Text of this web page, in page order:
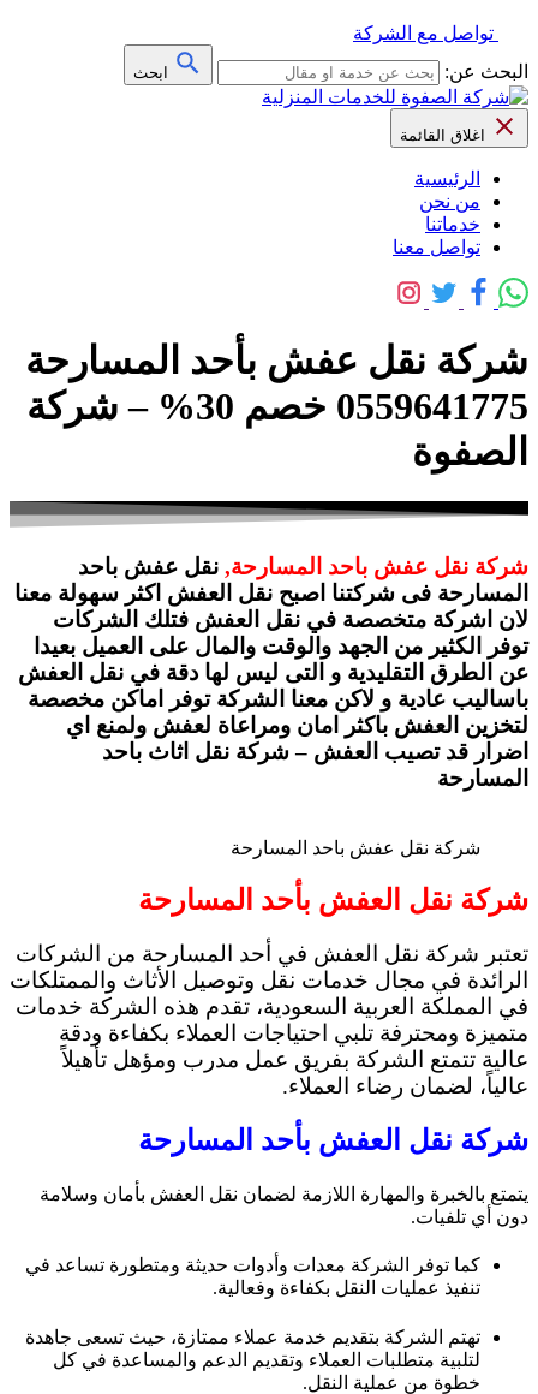
تواصل مع الشركة
البحث عن:
ابحث
اغلاق القائمة
الرئيسية
من نحن
خدماتنا
تواصل معنا
شركة نقل عفش بأحد المسارحة
0559641775 خصم 30% – شركة
الصفوة
شركة نقل عفش باحد المسارحة, نقل عفش باحد
المسارحة فى شركتنا اصبح نقل العفش اكثر سهولة معنا
لان اشركة متخصصة في نقل العفش فتلك الشركات
توفر الكثير من الجهد والوقت والمال على العميل بعيدا
عن الطرق التقليدية و التى ليس لها دقة في نقل العفش
باساليب عادية و لاكن معنا الشركة توفر اماكن مخصصة
لتخزين العفش باكثر امان ومراعاة لعفش ولمنع اي
اضرار قد تصيب العفش – شركة نقل اثاث باحد
المسارحة
شركة نقل عفش باحد المسارحة
شركة نقل العفش بأحد المسارحة
تعتبر شركة نقل العفش في أحد المسارحة من الشركات
الرائدة في مجال خدمات نقل وتوصيل الأثاث والممتلكات
في المملكة العربية السعودية، تقدم هذه الشركة خدمات
متميزة ومحترفة تلبي احتياجات العملاء بكفاءة ودقة
عالية تتمتع الشركة بفريق عمل مدرب ومؤهل تأهيلاً
عالياً، لضمان رضاء العملاء.
شركة نقل العفش بأحد المسارحة
يتمتع بالخبرة والمهارة اللازمة لضمان نقل العفش بأمان وسلامة
دون أي تلفيات.
كما توفر الشركة معدات وأدوات حديثة ومتطورة تساعد في
تنفيذ عمليات النقل بكفاءة وفعالية.
تهتم الشركة بتقديم خدمة عملاء ممتازة، حيث تسعى جاهدة
لتلبية متطلبات العملاء وتقديم الدعم والمساعدة في كل
خطوة من عملية النقل.